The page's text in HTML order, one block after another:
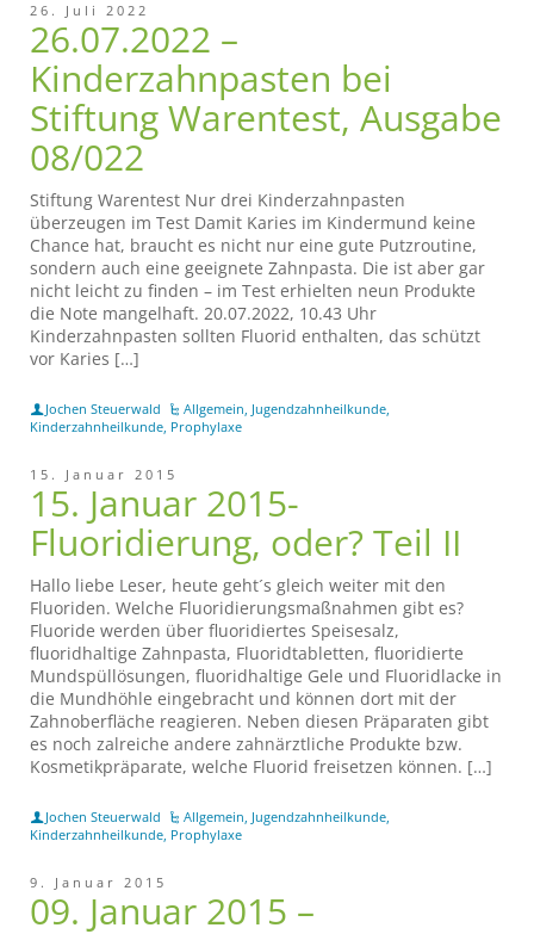
26. Juli 2022
26.07.2022 –
Kinderzahnpasten bei
Stiftung Warentest, Ausgabe
08/022
Stiftung Warentest Nur drei Kinderzahnpasten
überzeugen im Test Damit Karies im Kindermund keine
Chance hat, braucht es nicht nur eine gute Putzroutine,
sondern auch eine geeignete Zahnpasta. Die ist aber gar
nicht leicht zu finden – im Test erhielten neun Produkte
die Note mangelhaft. 20.07.2022, 10.43 Uhr
Kinderzahnpasten sollten Fluorid enthalten, das schützt
vor Karies […]
Jochen Steuerwald Allgemein, Jugendzahnheilkunde,
Kinderzahnheilkunde, Prophylaxe
15. Januar 2015
15. Januar 2015-
Fluoridierung, oder? Teil II
Hallo liebe Leser, heute geht´s gleich weiter mit den
Fluoriden. Welche Fluoridierungsmaßnahmen gibt es?
Fluoride werden über fluoridiertes Speisesalz,
fluoridhaltige Zahnpasta, Fluoridtabletten, fluoridierte
Mundspüllösungen, fluoridhaltige Gele und Fluoridlacke in
die Mundhöhle eingebracht und können dort mit der
Zahnoberfläche reagieren. Neben diesen Präparaten gibt
es noch zalreiche andere zahnärztliche Produkte bzw.
Kosmetikpräparate, welche Fluorid freisetzen können. […]
Jochen Steuerwald Allgemein, Jugendzahnheilkunde,
Kinderzahnheilkunde, Prophylaxe
9. Januar 2015
09. Januar 2015 –